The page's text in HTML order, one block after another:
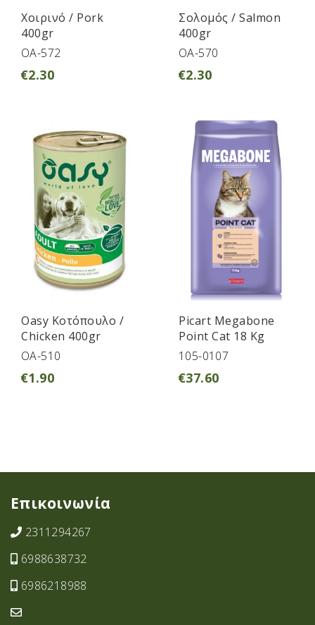
Χοιρινό / Pork
400gr
OA-572
€2.30
Σολομός / Salmon
400gr
OA-570
€2.30
Oasy Κοτόπουλο /
Chicken 400gr
OA-510
€1.90
Picart Megabone
Point Cat 18 Kg
105-0107
€37.60
Επικοινωνία
2311294267
6988638732
6986218988